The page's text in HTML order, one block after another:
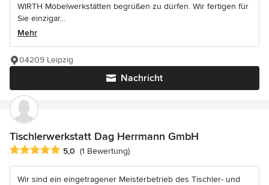
WIRTH Möbelwerkstätten begrüßen zu dürfen. Wir fertigen für
Sie einzigar...
Mehr
Nachricht
04209 Leipzig
Tischlerwerkstatt Dag Herrmann GmbH
Durchschnittliche Bewertung: 5 von 5 Sternen
5,0 (1 Bewertung)
Wir sind ein eingetragener Meisterbetrieb des Tischler- und